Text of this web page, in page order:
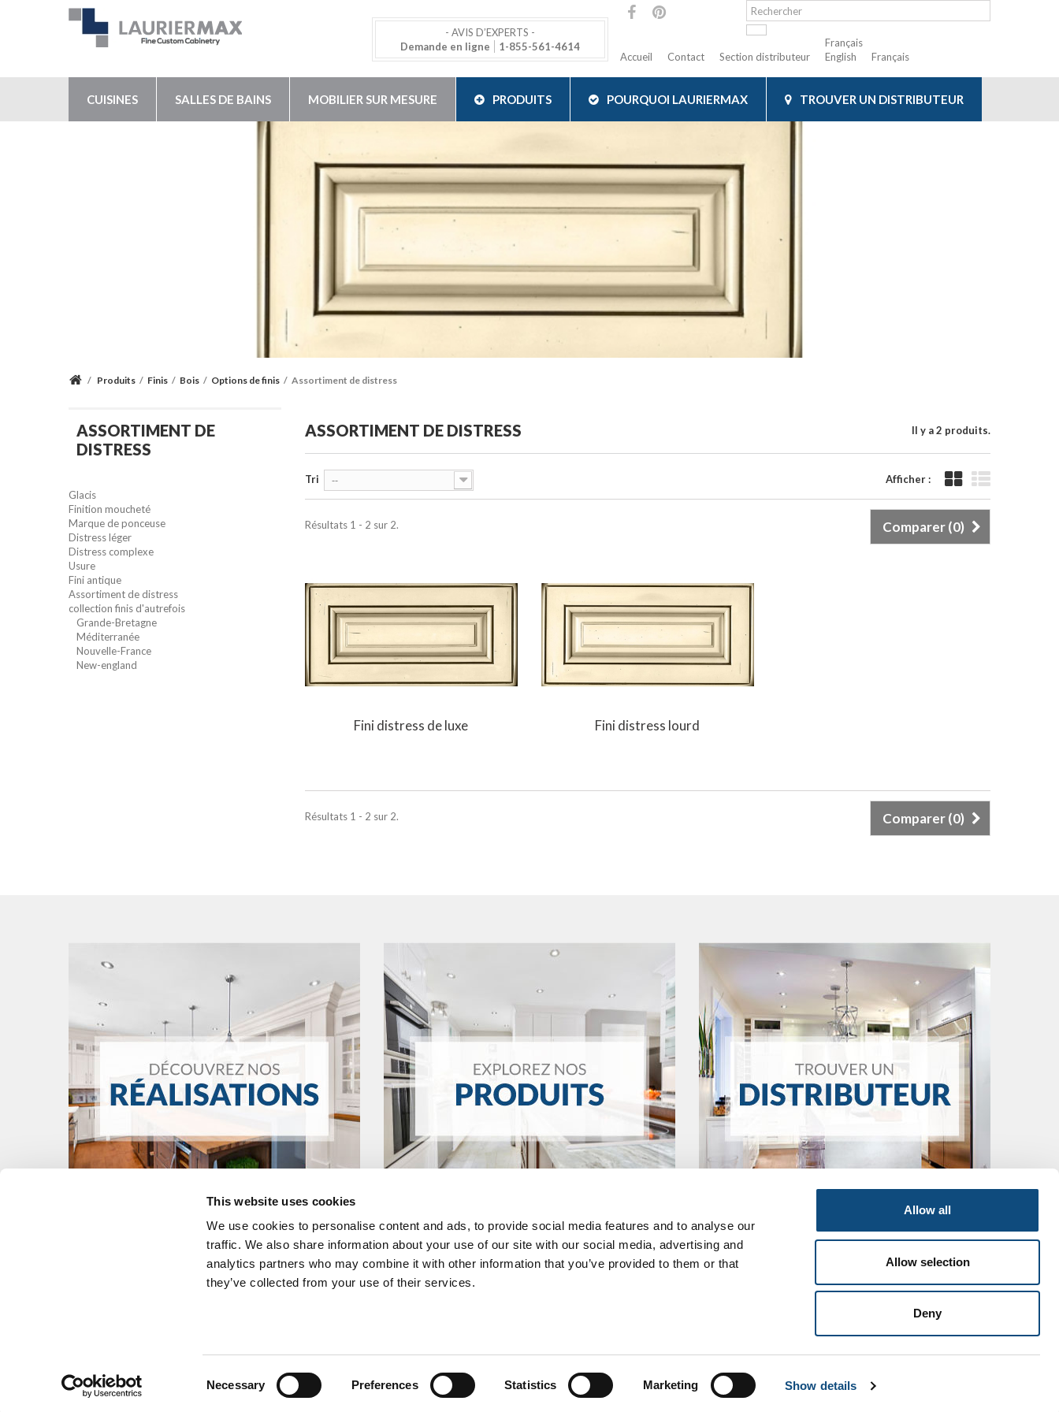
This website uses cookies
We use cookies to personalise content and ads, to provide social media features and to analyse our
traffic. We also share information about your use of our site with our social media, advertising and
analytics partners who may combine it with other information that you’ve provided to them or that
they’ve collected from your use of their services.
Necessary Preferences Statistics Marketing Show details
Allow all
Allow selection
Deny
- AVIS D’EXPERTS -
Demande en ligne
1-855-561-4614
Accueil
Contact Section distributeur
Français
English
Français
CUISINES SALLES DE BAINS MOBILIER SUR MESURE PRODUITS POURQUOI LAURIERMAX TROUVER UN DISTRIBUTEUR
/ Produits / Finis / Bois / Options de finis / Assortiment de distress
ASSORTIMENT DE
DISTRESS
Glacis
Finition moucheté
Marque de ponceuse
Distress léger
Distress complexe
Usure
Fini antique
Assortiment de distress
collection finis d'autrefois
Grande-Bretagne
Méditerranée
Nouvelle-France
New-england
ASSORTIMENT DE DISTRESS Il y a 2 produits.
Afficher :
Tri --
Comparer (0)
Résultats 1 - 2 sur 2.
Fini distress de luxe Fini distress lourd
Comparer (0)
Résultats 1 - 2 sur 2.
Politique de confidentialité
Cookies Carte du site